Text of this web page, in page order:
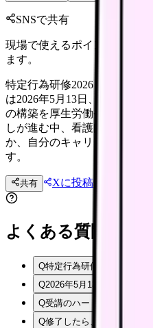
SNSで共有
現場で使えるポイントを、
ます。
特定行為研修2026｜受講前
は2026年5月13日、特定行為
の構築を厚生労働省医政局
しが進む中、看護師にとっ
か、自分のキャリアにどう関
す。
共有 Xに投稿
よくある質問
Q特定行為研修とは何ですか
Q2026年5月13日の要望の中
Q受講のハードルにはどん
Q修了したら、どんなこと